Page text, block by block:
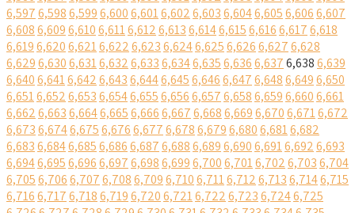
6,5976,5986,5996,6006,6016,6026,6036,6046,6056,6066,607
6,6086,6096,6106,6116,6126,6136,6146,6156,6166,6176,618
6,6196,6206,6216,6226,6236,6246,6256,6266,6276,628
6,6296,6306,6316,6326,6336,6346,6356,6366,6376,6386,639
6,6406,6416,6426,6436,6446,6456,6466,6476,6486,6496,650
6,6516,6526,6536,6546,6556,6566,6576,6586,6596,6606,661
6,6626,6636,6646,6656,6666,6676,6686,6696,6706,6716,672
6,6736,6746,6756,6766,6776,6786,6796,6806,6816,682
6,6836,6846,6856,6866,6876,6886,6896,6906,6916,6926,693
6,6946,6956,6966,6976,6986,6996,7006,7016,7026,7036,704
6,7056,7066,7076,7086,7096,7106,7116,7126,7136,7146,715
6,7166,7176,7186,7196,7206,7216,7226,7236,7246,725